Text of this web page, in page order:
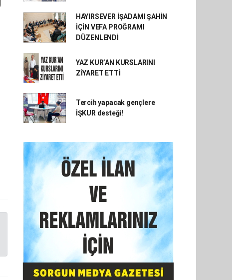
HAYIRSEVER İŞADAMI ŞAHİN
İÇİN VEFA PROĞRAMI
DÜZENLENDİ
YAZ KUR’AN KURSLARINI
ZİYARET ETTİ
Tercih yapacak gençlere
İŞKUR desteği!